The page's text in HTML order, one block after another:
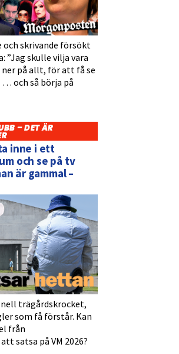
skrivande försökt
”Jag skulle vilja vara
ner på allt, för att få se
och så börja på
– DET ÄR
inne i ett
och se på tv
är gammal –
trägårdskrocket,
som få förstår. Kan
från
satsa på VM 2026?